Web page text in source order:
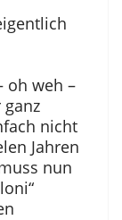
oh weh –
nicht
Jahren
nun